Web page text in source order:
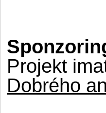
Projekt
Dobrého